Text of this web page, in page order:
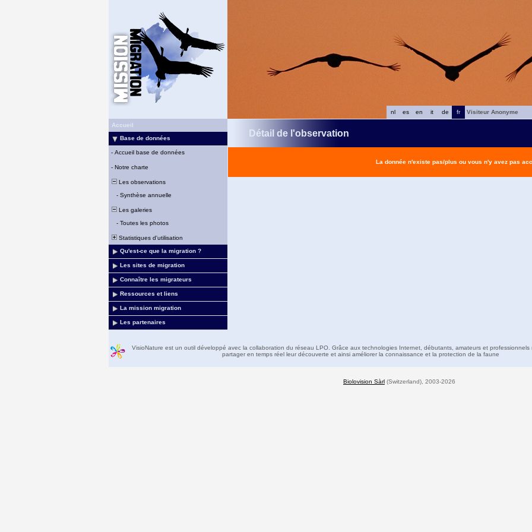
fr
de
it
en
es
nl
Visiteur Anonyme
Accueil
Base de données
- Accueil base de données
- Notre charte
Les observations
- Synthèse annuelle
Les galeries
- Toutes les photos
Statistiques d'utilisation
Qu'est-ce que la migration ?
Les sites de migration
Connaître les migrateurs
Ressources et liens
La mission migration
Les partenaires
Détail de l'observation
La donnée n'existe pas/plus ou vous n'y avez pas
VisioNature est un outil développé avec la collaboration du réseau LPO. Grâce aux technologies Internet, débutants, amateurs et professionnels
partager en temps réel leur découverte et ainsi améliorer la connaissance et la protection de la faune
Biolovision Sàrl (Switzerland), 2003-2026